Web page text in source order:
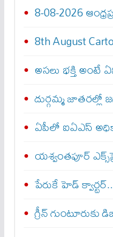
8-08-2026
8th August
అసలు భక్తి అంటే
దుర్గమ్మ జాతరల్లో
ఏపీలో ఐఏఎస్
యశ్వంతపూర్
పేరుకే హెడ్ క్వార్టర్..
గ్రీన్